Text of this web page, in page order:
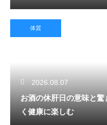
体質
2026.08.07
お酒の休肝日の意味と
く健康に楽しむ